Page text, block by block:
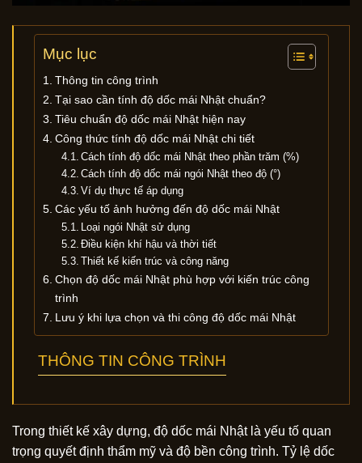
Mục lục
Thông tin công trình
Tại sao cần tính độ dốc mái Nhật chuẩn?
Tiêu chuẩn độ dốc mái Nhật hiện nay
Công thức tính độ dốc mái Nhật chi tiết
Cách tính độ dốc mái Nhật theo phần trăm (%)
Cách tính độ dốc mái ngói Nhật theo độ (°)
Ví dụ thực tế áp dụng
Các yếu tố ảnh hưởng đến độ dốc mái Nhật
Loại ngói Nhật sử dụng
Điều kiện khí hậu và thời tiết
Thiết kế kiến trúc và công năng
Chọn độ dốc mái Nhật phù hợp với kiến trúc công
trình
Lưu ý khi lựa chọn và thi công độ dốc mái Nhật
THÔNG TIN CÔNG TRÌNH
Trong thiết kế xây dựng, độ dốc mái Nhật là yếu tố quan
trọng quyết định thẩm mỹ và độ bền công trình. Tỷ lệ dốc